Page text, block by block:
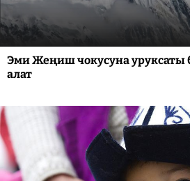
Эми Жеңиш чокусуна уруксаты
алат